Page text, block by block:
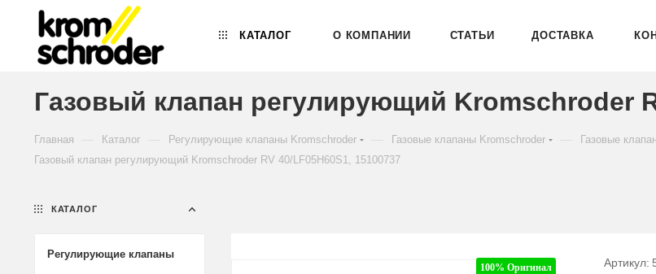
КАТАЛОГ О КОМПАНИИ СТАТЬИ ДОСТАВКА
Газовый клапан регулирующий Kromschroder
Главная Каталог Регулирующие клапаны Kromschroder Газовые клапаны Kromschroder Газовые
Газовый клапан регулирующий Kromschroder RV 40/LF05H60S1, 15100737
100% Оригинал
Артикул:
КАТАЛОГ
Регулирующие клапаны